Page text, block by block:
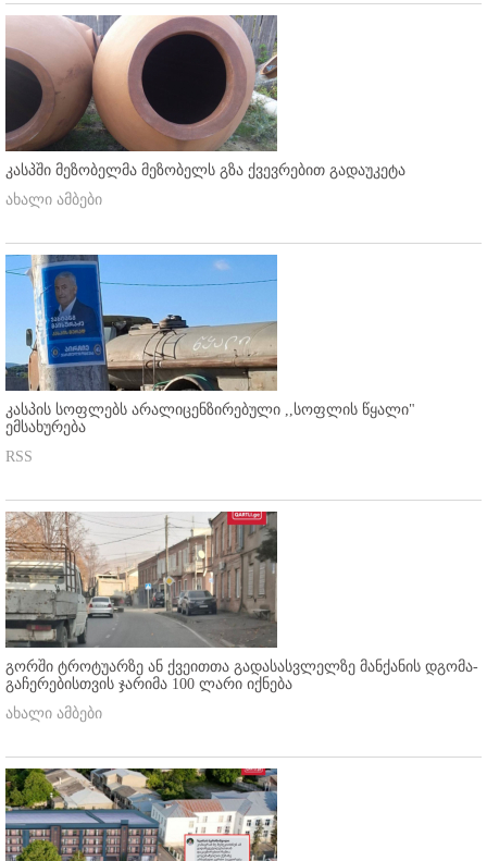
კასპში მეზობელმა მეზობელს გზა ქვევრებით გადაუკეტა
ახალი ამბები
კასპის სოფლებს არალიცენზირებული ,,სოფლის წყალი"
ემსახურება
RSS
გორში ტროტუარზე ან ქვეითთა გადასასვლელზე მანქანის დგომა-
გაჩერებისთვის ჯარიმა 100 ლარი იქნება
ახალი ამბები